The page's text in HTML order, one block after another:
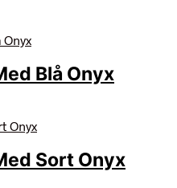
kr..
Blå Onyx
Sort Onyx